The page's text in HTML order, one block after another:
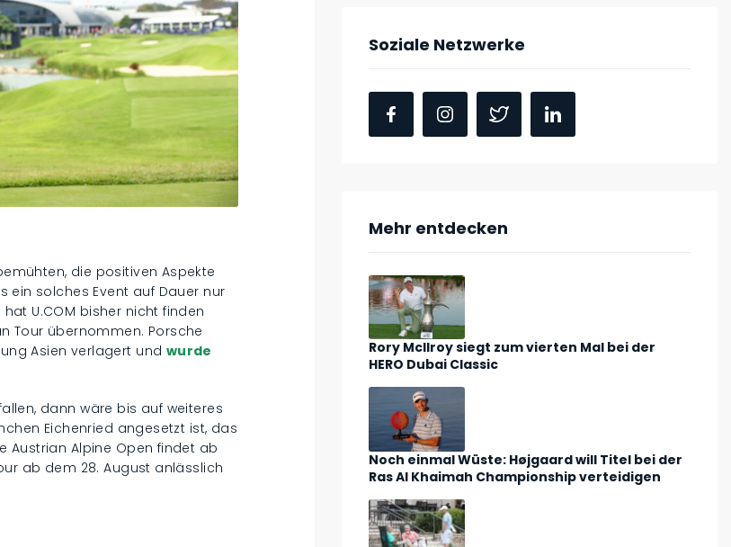
die positiven Aspekte
ein solches Event auf Dauer nur
U.COM bisher nicht finden
Tour übernommen. Porsche
Asien verlagert und wurde
dann wäre bis auf weiteres
Eichenried angesetzt ist, das
Austrian Alpine Open findet ab
ab dem 28. August anlässlich
Soziale Netzwerke
Mehr entdecken
Rory McIlroy siegt zum vierten Mal bei der
HERO Dubai Classic
Noch einmal Wüste: Højgaard will Titel bei der
Ras Al Khaimah Championship verteidigen